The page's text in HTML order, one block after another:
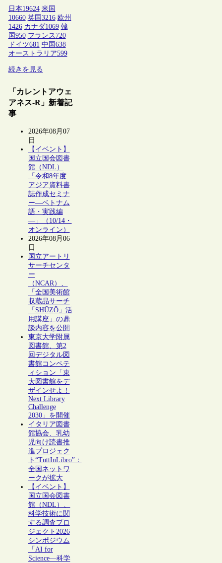
日本19624 米国
10660 英国 3216 欧州
1426 カナダ1069 韓
国 950 フランス 720
ドイツ681 中国 638
オーストラリア599
続きを見る
「カレントアウェ
アネス-R」新着記
事
2026年08月07
日
【イベント】
国立国会図書
館（NDL）
「令和8年度
アジア資料書
誌作成セミナ
ー―ベトナム
語・実践編
―」（10/14・
オンライン）
2026年08月06
日
国立アートリ
サーチセンタ
ー
（NCAR）、
「全国美術館
収蔵品サーチ
「SHŪZŌ」活
用講座」の鼎
談内容を公開
東京大学附属
図書館、第2
回デジタル図
書館コンペテ
ィション「東
大図書館をデ
ザインせよ！
Next Library
Challenge
2030」を開催
イタリア図書
館協会、乳幼
児向け読書推
進プロジェク
ト“TuttInLibro”：
全国ネットワ
ークが拡大
【イベント】
国立国会図書
館（NDL）、
科学技術に関
する調査プロ
ジェクト2026
シンポジウム
「AI for
Science―科学